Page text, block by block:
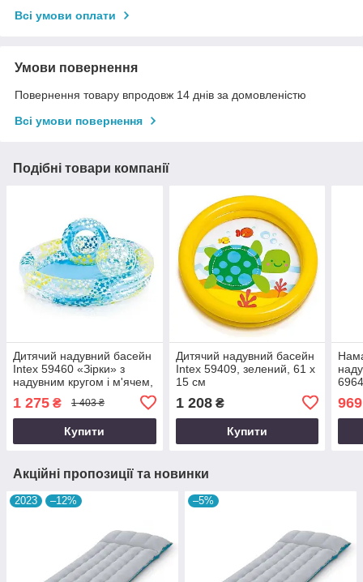
Всі умови оплати
Умови повернення
Повернення товару впродовж 14 днів за домовленістю
Всі умови повернення
Подібні товари компанії
Дитячий надувний басейн
Intex 59460 «Зірки» з
надувним кругом і м'ячем,
1 275 ₴ 1 403 ₴
Купити
Дитячий надувний басейн
Intex 59409, зелений, 61 х
15 см
1 208₴
Купити
969
Акційні пропозиції та новинки
2023 –12% –5%